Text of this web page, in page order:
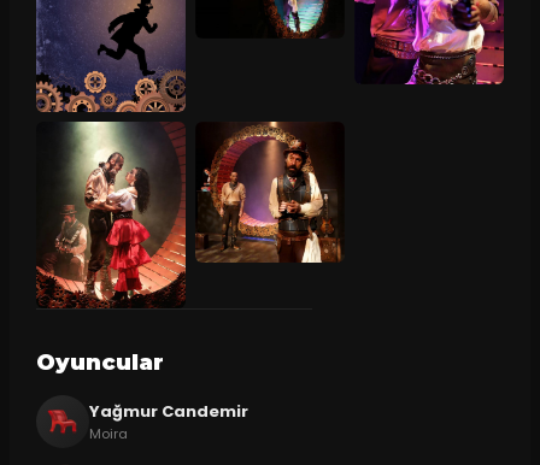
Oyuncular
Yağmur Candemir
Moira